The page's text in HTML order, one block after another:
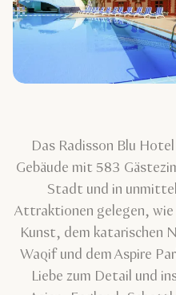
Das Radisson Blu
Gebäude mit 583
Stadt und in
Attraktionen gelegen, wie
Kunst, dem katarischen
Waqif und dem Aspire
Liebe zum Detail und